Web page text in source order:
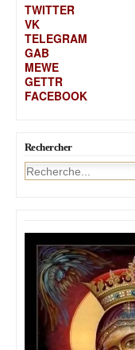
TWITTER
VK
TELEGRAM
GAB
MEWE
GETTR
FACEBOOK
Rechercher